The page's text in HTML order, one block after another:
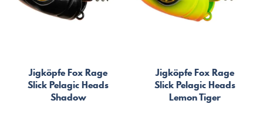
Jigköpfe Fox Rage
Slick Pelagic Heads
Shadow
Jigköpfe Fox Rage
Slick Pelagic Heads
Lemon Tiger